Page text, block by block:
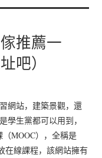
推薦一
吧）
網站，建築景觀，還
學生黨都可以用到，
MOOC），全稱是
在線課程，該網站擁有